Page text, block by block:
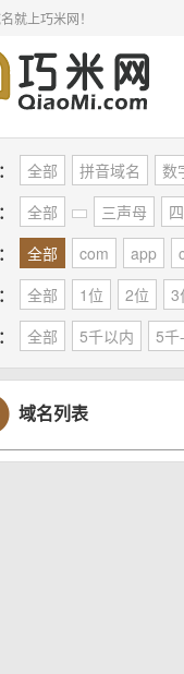
就上巧米网！
全部 拼音域名 数
全部 三声母
全部 com app
全部 1位 2位 3
全部 5千以内 5千
域名列表